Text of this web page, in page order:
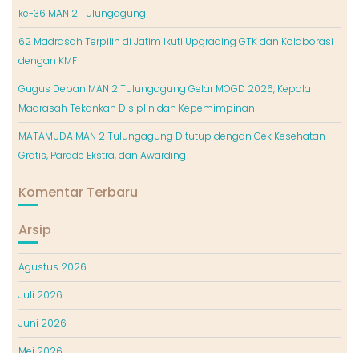
ke-36 MAN 2 Tulungagung
62 Madrasah Terpilih di Jatim Ikuti Upgrading GTK dan Kolaborasi
dengan KMF
Gugus Depan MAN 2 Tulungagung Gelar MOGD 2026, Kepala
Madrasah Tekankan Disiplin dan Kepemimpinan
MATAMUDA MAN 2 Tulungagung Ditutup dengan Cek Kesehatan
Gratis, Parade Ekstra, dan Awarding
Komentar Terbaru
Arsip
Agustus 2026
Juli 2026
Juni 2026